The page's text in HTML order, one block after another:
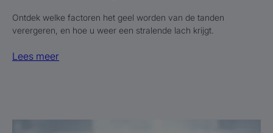
Ontdek welke factoren het geel worden van de tanden
verergeren, en hoe u weer een stralende lach krijgt.
Lees meer